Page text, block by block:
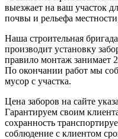
выезжает на ваш участок
почвы и рельефа
Наша строительная
производит установку
правило монтаж занимает
По окончании работ мы
мусор с участка.
Цена заборов на сайте
Гарантируем своим
сохранность
соблюдение с клиентом